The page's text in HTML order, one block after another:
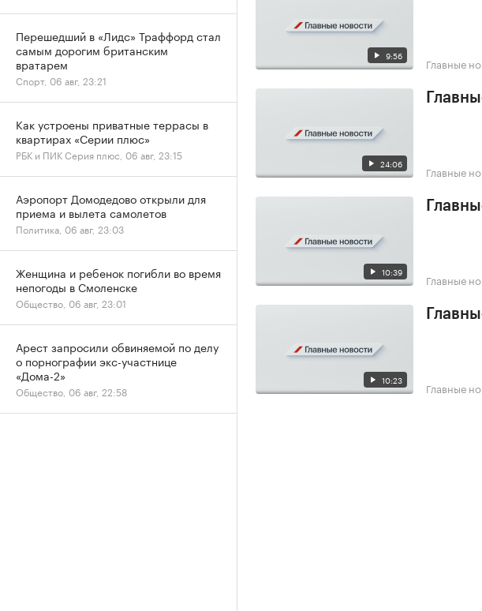
9:56 Главные
24:06 Главные
10:39 Главные
10:23 Главные
Перешедший в «Лидс» Траффорд стал
самым дорогим британским
вратарем
Спорт, 06 авг, 23:21
Как устроены приватные террасы в
квартирах «Серии плюс»
РБК и ПИК Серия плюс, 06 авг, 23:15
Аэропорт Домодедово открыли для
приема и вылета самолетов
Политика, 06 авг, 23:03
Женщина и ребенок погибли во время
непогоды в Смоленске
Общество, 06 авг, 23:01
Арест запросили обвиняемой по делу
о порнографии экс-участнице
«Дома-2»
Общество, 06 авг, 22:58